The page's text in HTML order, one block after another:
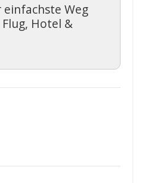
einfachste Weg
Hotel &